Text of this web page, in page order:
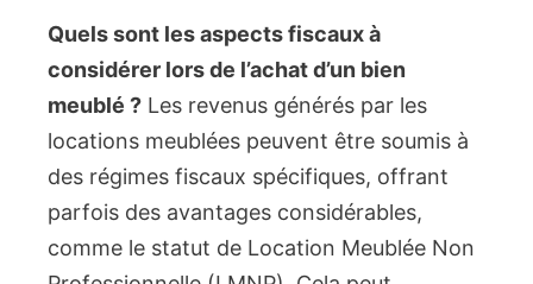
Quels sont les aspects fiscaux à
considérer lors de l’achat d’un bien
meublé ? Les revenus générés par les
locations meublées peuvent être soumis à
des régimes fiscaux spécifiques, offrant
parfois des avantages considérables,
comme le statut de Location Meublée Non